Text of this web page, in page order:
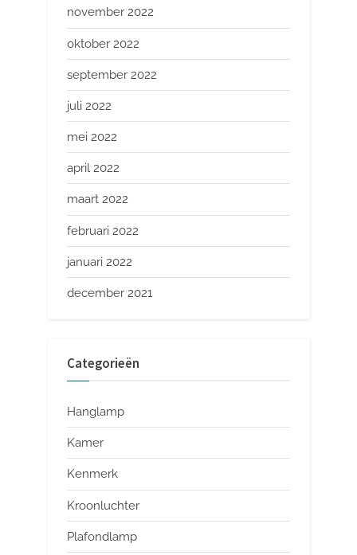
november 2022
oktober 2022
september 2022
juli 2022
mei 2022
april 2022
maart 2022
februari 2022
januari 2022
december 2021
Categorieën
Hanglamp
Kamer
Kenmerk
Kroonluchter
Plafondlamp